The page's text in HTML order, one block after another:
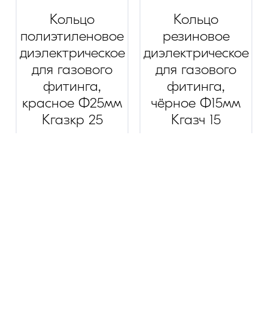
Кольцо
полиэтиленовое
диэлектрическое
для газового
фитинга,
красное Ф25мм
Кгазкр 25
Кольцо
резиновое
диэлектрическое
для газового
фитинга,
чёрное Ф15мм
Кгазч 15